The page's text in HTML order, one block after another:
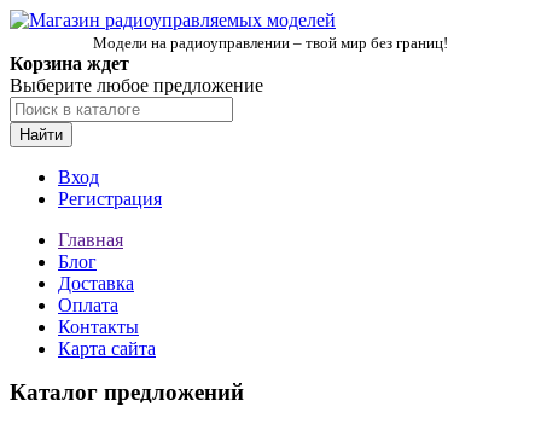
Модели на радиоуправлении – твой мир без границ!
Корзина ждет
Выберите любое предложение
Найти
Вход
Регистрация
Главная
Блог
Доставка
Оплата
Контакты
Карта сайта
Каталог предложений